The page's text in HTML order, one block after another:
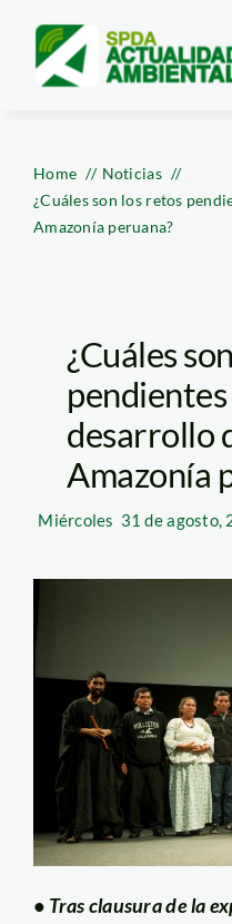
content
Home
Noticias
¿Cuáles son los retos
Amazonía peruana?
¿Cuáles
desarrollo
Amazonía
Miércoles 31 de agosto,
• Tras clausura de la